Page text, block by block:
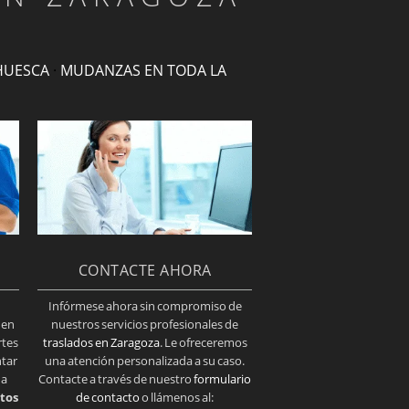
· MUDANZAS EN TODA LA
CONTACTE AHORA
Infórmese ahora sin compromiso de
nuestros servicios profesionales de
traslados en Zaragoza. Le ofreceremos
una atención personalizada a su caso.
Contacte a través de nuestroformulario
de contactoo llámenos al: